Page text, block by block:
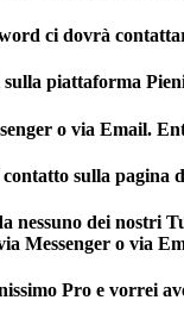
ci dovrà
piattaforma
o via Email.
sulla pagina
nessuno dei nostri
Messenger o via
Pro e vorrei